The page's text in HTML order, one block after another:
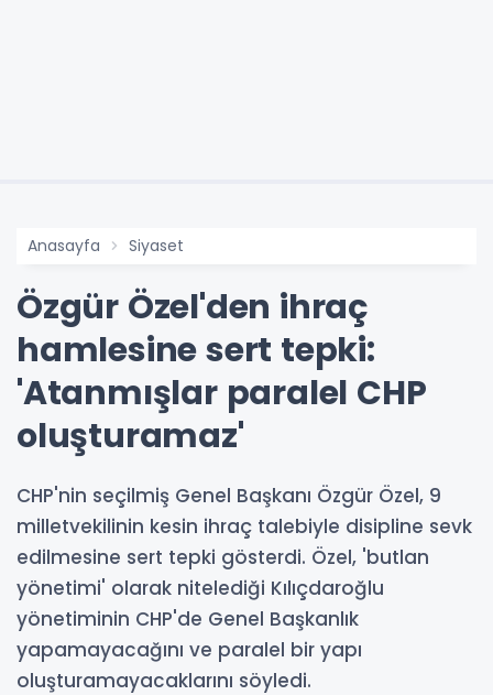
Anasayfa Siyaset
Özgür Özel'den ihraç
hamlesine sert tepki:
'Atanmışlar paralel CHP
oluşturamaz'
CHP'nin seçilmiş Genel Başkanı Özgür Özel, 9
milletvekilinin kesin ihraç talebiyle disipline sevk
edilmesine sert tepki gösterdi. Özel, 'butlan
yönetimi' olarak nitelediği Kılıçdaroğlu
yönetiminin CHP'de Genel Başkanlık
yapamayacağını ve paralel bir yapı
oluşturamayacaklarını söyledi.